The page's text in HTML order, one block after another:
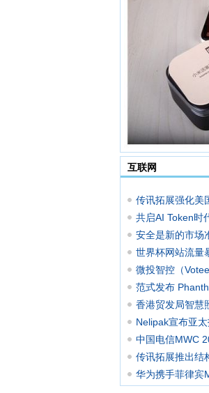
互联网
传讯拓展强化美
共启AI Token时
伴安全是新的市场
时代世界杯网站流量
务器微投智控（
Be范式发布
建香港贸发局智慧
展四Nelipak宣布亚
中国电信MWC
传讯拓展推出结
时代华为携手菲律宾